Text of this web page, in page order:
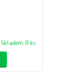
Skladem 8 ks